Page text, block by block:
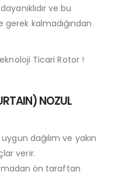
ve bu
kalmadığından
Ticari Rotor !
NOZUL
dağılım ve yakın
verir.
ön taraftan